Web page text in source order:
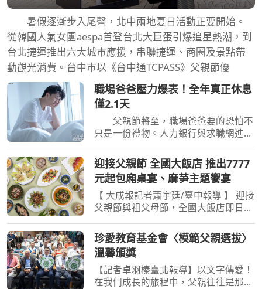
暑假逐漸步入尾聲，北中兩地夏日活動正要開始。
從韓國人氣女團aespa首登台北大巨蛋引爆追星熱潮，到
台北捷運推出六大城市應援，串聯捷運、商圈及景點帶
動觀光消費。台中市以《台中通TCPASS》父親節優
職場爸爸壓力爆表！全年真正休息
僅2.1天
父親節將至，職場爸爸要的恐怕不
只是一份禮物。人力銀行與求職網進行
濟、家庭」3頭燒的現況，不僅收入跟
不上生活壓力，長工時也壓縮陪伴家人
的時間。調查甚至顯示，
迎接父親節 全國大飯店 推出7777
元起包廂桌宴、麻芛主題饗宴
【 大成報記者蕭宇廷/臺中報導 】 迎接
父親節與祖父母節，全國大飯店即日起
宴專案，把節慶聚餐檔期延長至8月
底，提供6人及10人桌宴方案，並限量
開放私人包廂預訂，最低
珍愛教育基金會〈模範父親選拔〉
溫馨頒獎
【記者卓羽榛臺北報導】以文字傳愛！
在我們成長的旅程中，父親往往是那默